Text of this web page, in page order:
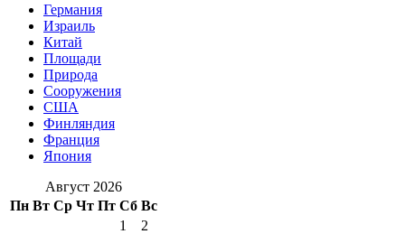
Германия
Израиль
Китай
Площади
Природа
Сооружения
США
Финляндия
Франция
Япония
Август 2026
Пн Вт Ср Чт Пт Сб Вс
1
2